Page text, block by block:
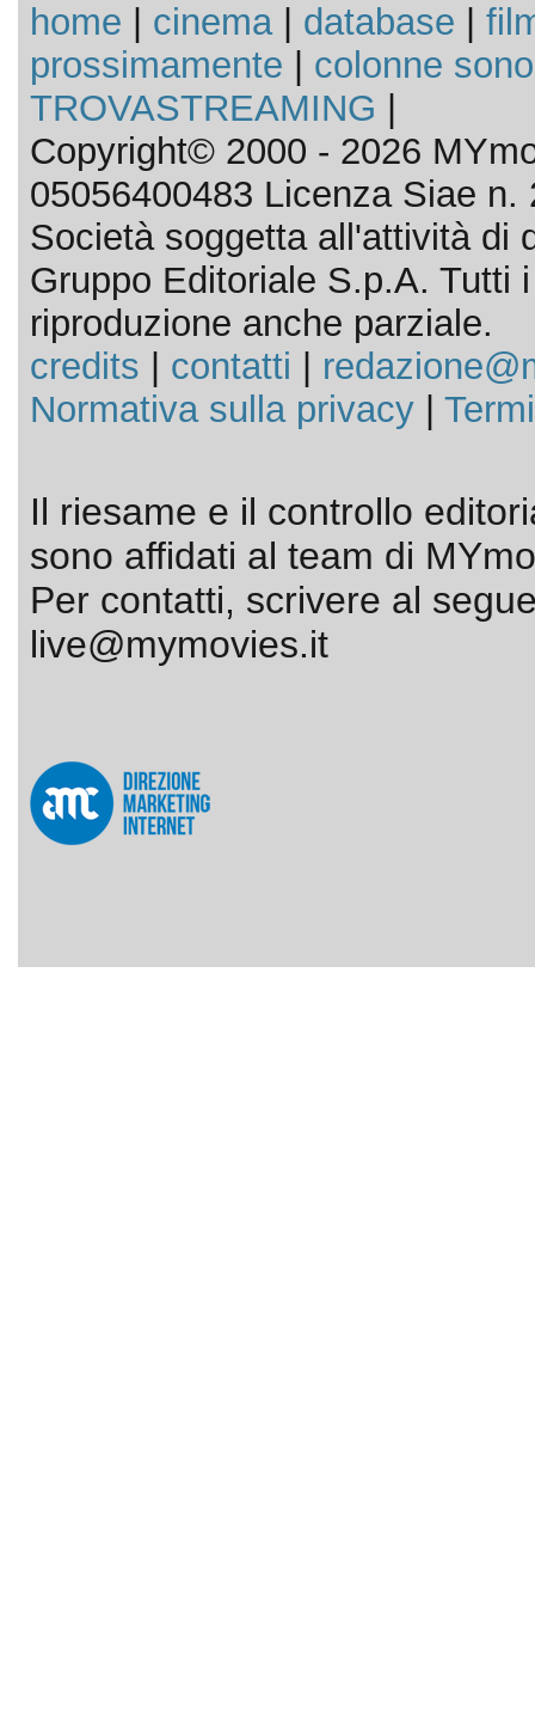
home cinema| database
prossimamente
colonne
TROVASTREAMING
Copyright© 2000 - 2026
05056400483 Licenza Siae n.
Società soggetta all'attività di
Gruppo Editoriale S.p.A. Tutti
riproduzione anche parziale.
credits
contatti
Normativa sulla privacy|
Il riesame e il controllo
sono affidati al team di
Per contatti, scrivere al
live@mymovies.it